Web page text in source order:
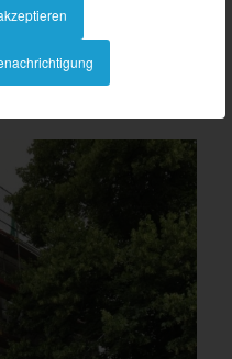
wurden von
mittells Einblastechnik